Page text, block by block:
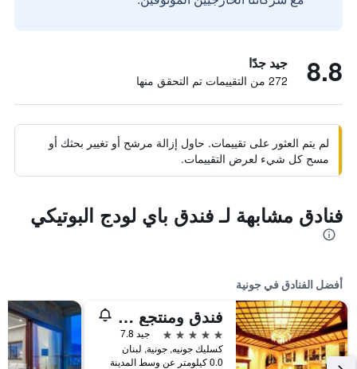
8.8 جيد جدًا
272 من التقييمات تم التحقق منها
لم يتم العثور على تقييمات. حاول إزالة مرشح أو تغيير بحثك أو
مسح كل شيء لعرض التقييمات.
فنادق مشابهة لـ فندق باي لودج البوتيكي
أفضل الفنادق في جونية
فندق ومنتجع بورتيميلو
5 نجوم
جيد 7.8
كسليك جونيه, جونية, لبنان
0.0 كيلومتر عن وسط المدينة